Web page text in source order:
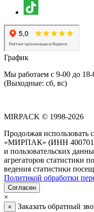
График
Мы работаем с 9-00 до
(Выходные: сб, вс)
MIRPACK © 1998-2026
Продолжая использовать
«МИРПАК» (ИНН
и пользовательских
агрегаторов статистики
ведения статистики
Политикой обработки
Согласен
×
× Заказать обратный